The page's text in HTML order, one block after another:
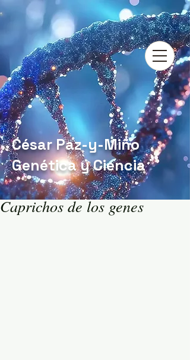
César Paz-y-Miño
Genética y Ciencia
Caprichos de los genes